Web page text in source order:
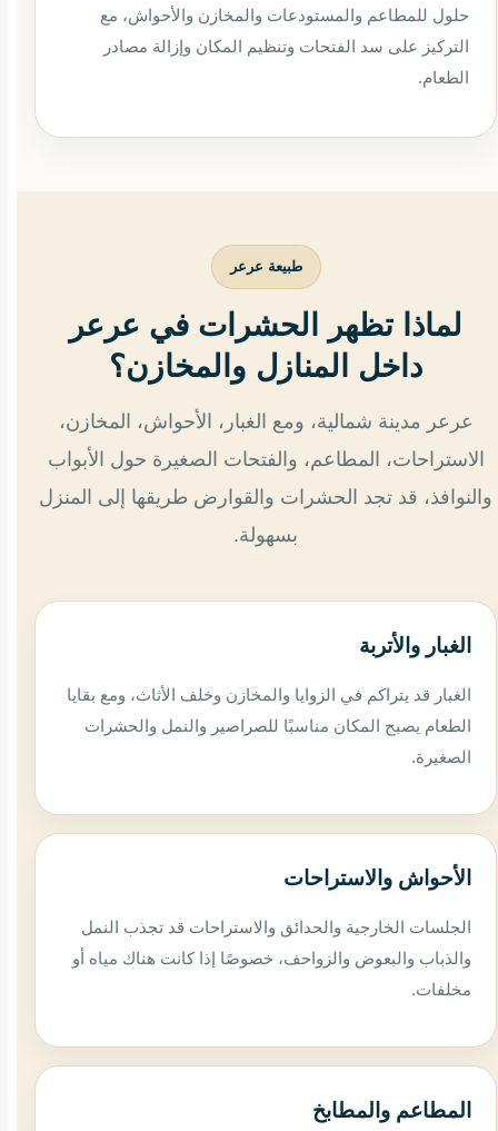
حلول للمطاعم والمستودعات والمخازن والأحواش، مع
التركيز على سد الفتحات وتنظيم المكان وإزالة مصادر
الطعام.
طبيعة عرعر
لماذا تظهر الحشرات في عرعر
داخل المنازل والمخازن؟
عرعر مدينة شمالية، ومع الغبار، الأحواش، المخازن،
الاستراحات، المطاعم، والفتحات الصغيرة حول الأبواب
والنوافذ، قد تجد الحشرات والقوارض طريقها إلى المنزل
بسهولة.
الغبار والأتربة
الغبار قد يتراكم في الزوايا والمخازن وخلف الأثاث، ومع بقايا
الطعام يصبح المكان مناسبًا للصراصير والنمل والحشرات
الصغيرة.
الأحواش والاستراحات
الجلسات الخارجية والحدائق والاستراحات قد تجذب النمل
والذباب والبعوض والزواحف، خصوصًا إذا كانت هناك مياه أو
مخلفات.
المطاعم والمطابخ